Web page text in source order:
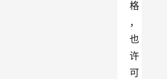
格
，
也
许
可